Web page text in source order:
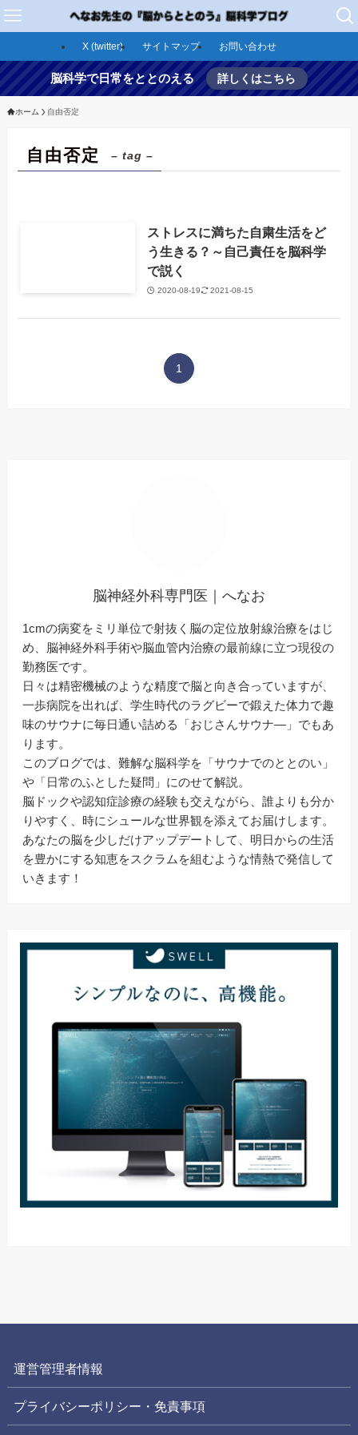
X (twitter) サイトマップ お問い合わせ
脳科学で日常をととのえる 詳しくはこちら
ホーム 自由否定
自由否定 – tag –
ストレスに満ちた自粛生活をど
う生きる？～自己責任を脳科学
で説く
2020-08-19 2021-08-15
1
脳神経外科専門医｜へなお
1cmの病変をミリ単位で射抜く脳の定位放射線治療をはじ
め、脳神経外科手術や脳血管内治療の最前線に立つ現役の
勤務医です。
日々は精密機械のような精度で脳と向き合っていますが、
一歩病院を出れば、学生時代のラグビーで鍛えた体力で趣
味のサウナに毎日通い詰める「おじさんサウナ―」でもあ
ります。
このブログでは、難解な脳科学を「サウナでのととのい」
や「日常のふとした疑問」にのせて解説。
脳ドックや認知症診療の経験も交えながら、誰よりも分か
りやすく、時にシュールな世界観を添えてお届けします。
あなたの脳を少しだけアップデートして、明日からの生活
を豊かにする知恵をスクラムを組むような情熱で発信して
いきます！
運営管理者情報
プライバシーポリシー・免責事項